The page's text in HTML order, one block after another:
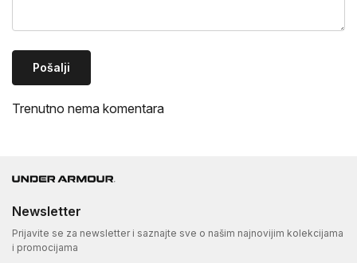
Pošalji
Trenutno nema komentara
Newsletter
Prijavite se za newsletter i saznajte sve o našim najnovijim kolekcijama
i promocijama